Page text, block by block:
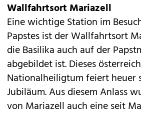
Wallfahrtsort Mariazell
Eine wichtige Station im
Papstes ist der Wallfahrtsort
die Basilika auch auf der
abgebildet ist. Dieses
Nationalheiligtum feiert heuer
Jubiläum. Aus diesem Anlass
von Mariazell auch eine seit